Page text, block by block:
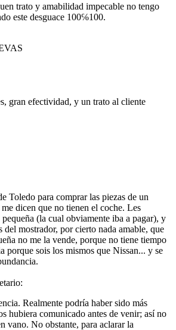
trato y amabilidad impecable no tengo
este desguace 100℅100.
gran efectividad, y un trato al cliente
Toledo para comprar las piezas de un
dicen que no tienen el coche. Les
(la cual obviamente iba a pagar), y
del mostrador, por cierto nada amable, que
no me la vende, porque no tiene tiempo
porque sois los mismos que Nissan... y se
Realmente podría haber sido más
hubiera comunicado antes de venir; así no
vano. No obstante, para aclarar la